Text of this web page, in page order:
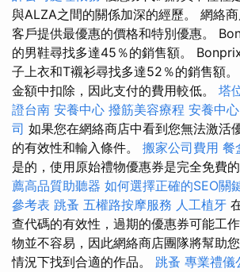
與ALZA之間的關係加深的經歷。 網絡
客戶提供最優惠的價格和特別優惠。
的男鞋尋找多達45％的銷售額。
子上衣和T襯衫尋找多達52％的銷售額
金額中扣除，因此支付的費用較低。 塔
證台南 安養中心 撥筋美容療程 安養中心
司 如果您在網絡商店中看到您無法激活
的有效性和輸入條件。 搬家公司費用 餐
是的，使用原始禮物優惠券是完全免費的
薦高品質助聽器 如何選擇正確的SEO關
參考表 跳蚤 五權路按摩服務 人工植牙
查代碼的有效性，過期的優惠券可能工
物並不容易，因此網絡商店團隊將幫助
情況下找到合適的作品。 跳蚤 專業禮儀